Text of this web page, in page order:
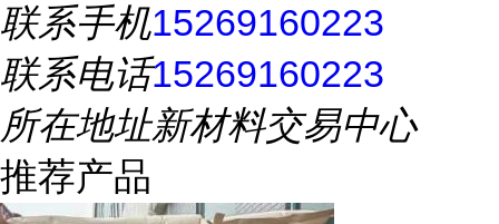
联系手机15269160223
联系电话15269160223
所在地址新材料交易中心
推荐产品